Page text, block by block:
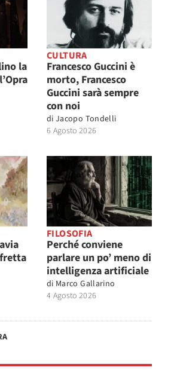
la
CULTURA
Francesco Guccini è
morto, Francesco
Guccini sarà sempre
con noi
di Jacopo Tondelli
6 Agosto 2026
FILOSOFIA
Perché conviene
parlare un po’ meno di
intelligenza artificiale
di Marco Gallarino
4 Agosto 2026